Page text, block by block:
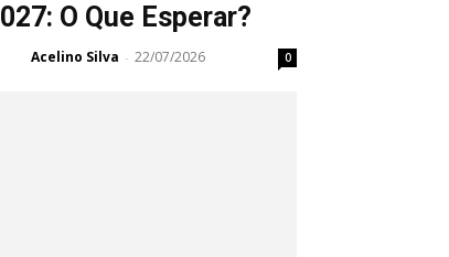
O Que Esperar?
Acelino Silva - 22/07/2026 0